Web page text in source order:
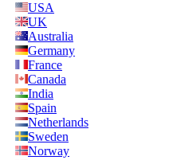
USA
UK
Australia
Germany
France
Canada
India
Spain
Netherlands
Sweden
Norway